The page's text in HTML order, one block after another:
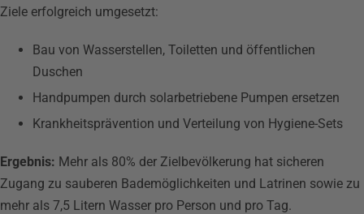
Ziele erfolgreich umgesetzt:
Bau von Wasserstellen, Toiletten und öffentlichen
Duschen
Handpumpen durch solarbetriebene Pumpen ersetzen
Krankheitsprävention und Verteilung von Hygiene-Sets
Ergebnis: Mehr als 80% der Zielbevölkerung hat sicheren
Zugang zu sauberen Bademöglichkeiten und Latrinen sowie zu
mehr als 7,5 Litern Wasser pro Person und pro Tag.